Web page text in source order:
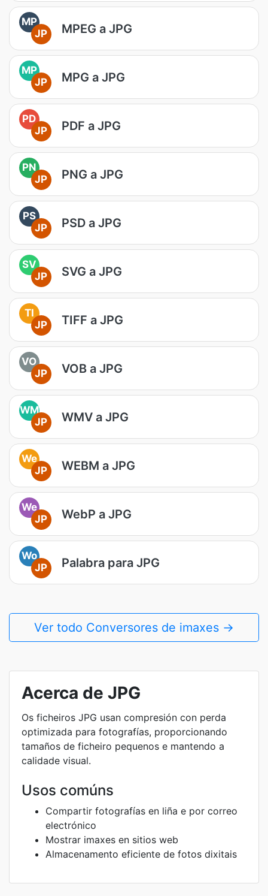
MP
JP
MPEG a JPG
MP
JP
MPG a JPG
PD
JP
PDF a JPG
PN
JP
PNG a JPG
PS
JP
PSD a JPG
SV
JP
SVG a JPG
TI
JP
TIFF a JPG
VO
JP
VOB a JPG
WM
JP
WMV a JPG
We
JP
WEBM a JPG
We
JP
WebP a JPG
Wo
JP
Palabra para JPG
Ver todo Conversores de imaxes →
Acerca de JPG
Os ficheiros JPG usan compresión con perda
optimizada para fotografías, proporcionando
tamaños de ficheiro pequenos e mantendo a
calidade visual.
Usos comúns
Compartir fotografías en liña e por correo
electrónico
Mostrar imaxes en sitios web
Almacenamento eficiente de fotos dixitais